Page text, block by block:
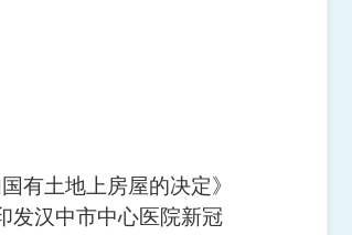
有土地上房屋的决定》
发汉中市中心医院新冠